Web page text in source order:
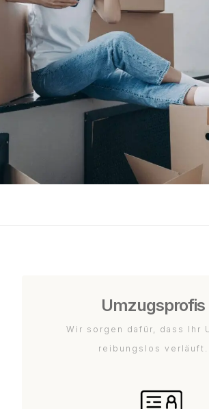
Umzugsprofis
Wir sorgen dafür, dass Ihr
reibungslos verläuft.